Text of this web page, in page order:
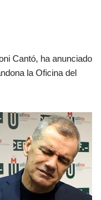
Cantó, ha anunciado
la Oficina del